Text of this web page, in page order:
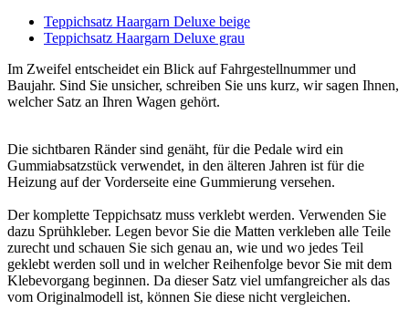
Teppichsatz Haargarn Deluxe beige
Teppichsatz Haargarn Deluxe grau
Im Zweifel entscheidet ein Blick auf Fahrgestellnummer und
Baujahr. Sind Sie unsicher, schreiben Sie uns kurz, wir sagen Ihnen,
welcher Satz an Ihren Wagen gehört.
Die sichtbaren Ränder sind genäht, für die Pedale wird ein
Gummiabsatzstück verwendet, in den älteren Jahren ist für die
Heizung auf der Vorderseite eine Gummierung versehen.
Der komplette Teppichsatz muss verklebt werden. Verwenden Sie
dazu Sprühkleber. Legen bevor Sie die Matten verkleben alle Teile
zurecht und schauen Sie sich genau an, wie und wo jedes Teil
geklebt werden soll und in welcher Reihenfolge bevor Sie mit dem
Klebevorgang beginnen. Da dieser Satz viel umfangreicher als das
vom Originalmodell ist, können Sie diese nicht vergleichen.